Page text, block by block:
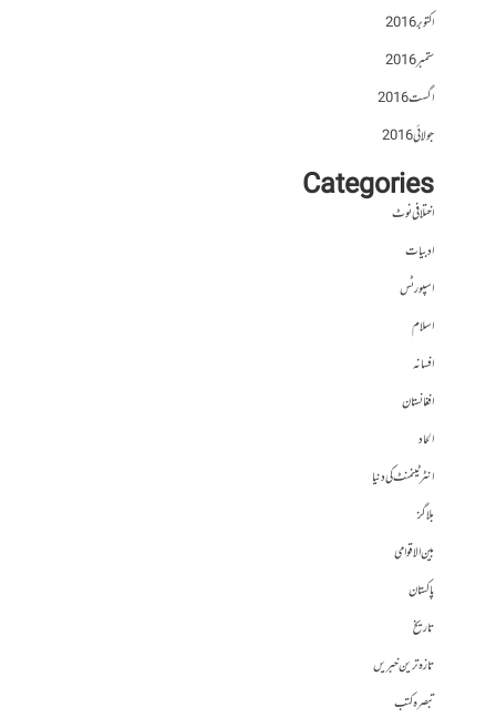
اکتوبر 2016
ستمبر 2016
اگست 2016
جولائی 2016
Categories
اختلافی نوٹ
ادبیات
اسپورٹس
اسلام
افسانہ
افغانستان
الحاد
انٹرٹینمنٹ کی دنیا
بلاگز
بین الاقوامی
پاکستان
تاریخ
تازہ ترین خبریں
تبصرہ کتب